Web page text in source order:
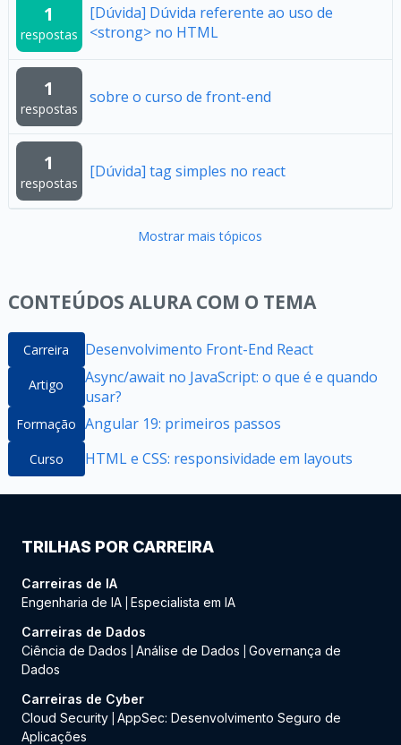
1
respostas
[Dúvida] Dúvida referente ao uso de
<strong> no HTML
1
respostas
sobre o curso de front-end
1
respostas
[Dúvida] tag simples no react
Mostrar mais tópicos
CONTEÚDOS ALURA COM O TEMA
Carreira Desenvolvimento Front-End React
Artigo
Async/await no JavaScript: o que é e quando
usar?
Formação Angular 19: primeiros passos
Curso HTML e CSS: responsividade em layouts
TRILHAS POR CARREIRA
Carreiras de IA
Engenharia de IA Especialista em IA
Carreiras de Dados
Ciência de Dados
Análise de Dados
Governança de
Dados
Carreiras de Cyber
Cloud Security AppSec: Desenvolvimento Seguro de
Aplicações